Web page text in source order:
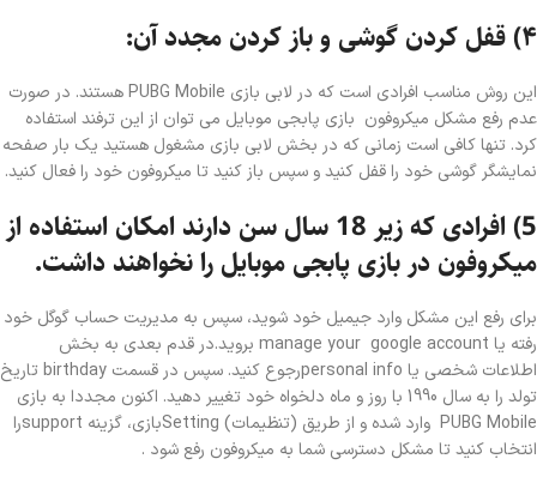
۴) قفل کردن گوشی و باز کردن مجدد آن:
این روش مناسب افرادی است که در لابی بازی PUBG Mobile هستند. در صورت
عدم رفع مشکل میکروفون بازی پابجی موبایل می توان از این ترفند استفاده
کرد. تنها کافی است زمانی که در بخش لابی بازی مشغول هستید یک بار صفحه
نمایشگر گوشی خود را قفل کنید و سپس باز کنید تا میکروفون خود را فعال کنید.
5) افرادی که زیر 18 سال سن دارند امکان استفاده از
میکروفون در بازی پابجی موبایل را نخواهند داشت.
برای رفع این مشکل وارد جیمیل خود شوید، سپس به مدیریت حساب گوگل خود
رفته یا manage your google account بروید.در قدم بعدی به بخش
اطلاعات شخصی یا personal infoرجوع کنید. سپس در قسمت birthday تاریخ
تولد را به سال 1990 با روز و ماه دلخواه خود تغییر دهید. اکنون مجددا به بازی
PUBG Mobile وارد شده و از طریق (تنظیمات) Settingبازی، گزینه supportرا
انتخاب کنید تا مشکل دسترسی شما به میکروفون رفع شود .